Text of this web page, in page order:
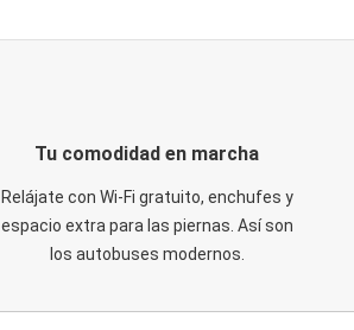
Tu comodidad en marcha
Relájate con Wi-Fi gratuito, enchufes y
espacio extra para las piernas. Así son
los autobuses modernos.